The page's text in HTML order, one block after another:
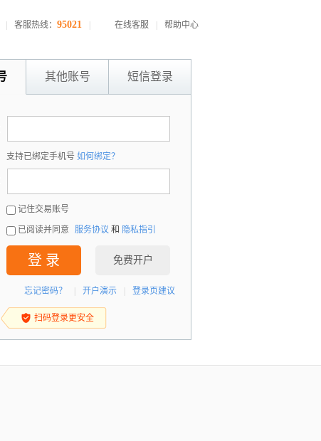
客服热线： 95021 在线客服 帮助中心
其他账号 短信登录
支持已绑定手机号 如何绑定？
记住交易账号
已阅读并同意 服务协议 和 隐私指引
登 录 免费开户
忘记密码？ 开户演示 登录页建议
扫码登录更安全